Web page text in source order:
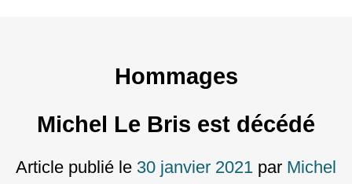
Hommages
Michel Le Bris est décédé
Article publié le 30 janvier 2021 par Michel